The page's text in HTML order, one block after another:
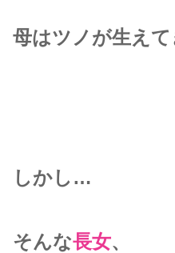
母はツノが生え
しかし…
そんな長女、